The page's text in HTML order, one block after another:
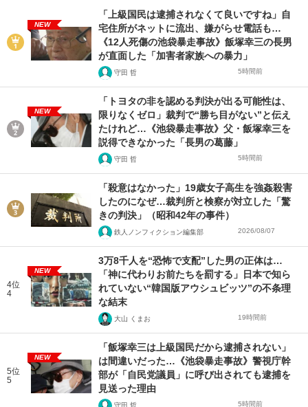
NEW
「上級国民は逮捕されなくて良いですね」自
宅住所がネットに流出、嫌がらせ電話も…
《12人死傷の池袋暴走事故》飯塚幸三の長男
が直面した「加害者家族への暴力」
守田 哲 5時間前
NEW
「トヨタの非を認める判決が出る可能性は、
限りなくゼロ」裁判で“勝ち目がない”と伝え
たけれど…《池袋暴走事故》父・飯塚幸三を
説得できなかった「長男の葛藤」
守田 哲 5時間前
「殺意はなかった」19歳女子高生を強姦殺害
したのになぜ…裁判所と検察が対立した「驚
きの判決」（昭和42年の事件）
鉄人ノンフィクション編集部 2026/08/07
4位
4
NEW
3万8千人を“恐怖で支配”した男の正体は…
「神に代わりお前たちを罰する」日本で知ら
れていない“韓国版アウシュビッツ”の不条理
な結末
大山 くまお 19時間前
5位
5
NEW
「飯塚幸三は上級国民だから逮捕されない」
は間違いだった…《池袋暴走事故》警視庁幹
部が「自民党議員」に呼び出されても逮捕を
見送った理由
守田 哲 5時間前